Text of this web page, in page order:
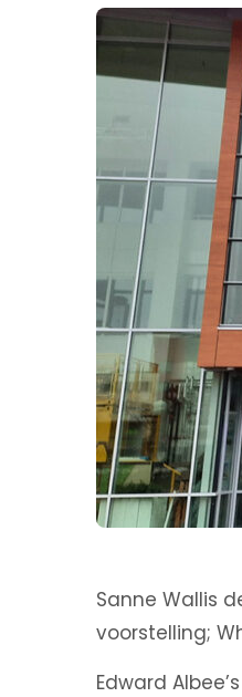
Sanne Wallis
voorstelling;
Edward